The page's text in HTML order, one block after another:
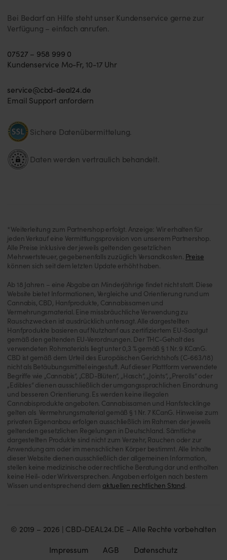
Bei Bedarf an Hilfe steht unser Kundenservice gerne zur
Verfügung – einfach anrufen.
07527 – 958 999 0
Kundenservice Mo-Fr, 10-17 Uhr
service@cbd-deal24.de
Email Support anfordern
Sichere Datenübermittelung.
Daten werden vertraulich behandelt.
*Weiterleitung zum Partnershop erfolgt. Anzeige: Wir erhalten für
jeden Verkauf eine Vermittlungsprovision von unserem Partnershop.
Alle Preise inklusive der jeweils geltenden gesetzlichen
Mehrwertsteuer, gegebenenfalls zuzüglich Versandkosten. Preise
können sich seit dem letzten Update erhöht haben.
Ab 18 Jahren – eine Abgabe an Minderjährige findet nicht statt. Diese
Website bietet Informationen, Vergleiche und Orientierung rund um
Cannabis, CBD, Hanfprodukte, Cannabissamen und
Vermehrungsmaterial. Eine missbräuchliche Verwendung zu
Rauschzwecken ist ausdrücklich untersagt. Alle dargestellten
Hanfprodukte basieren auf Nutzhanf aus zertifiziertem EU-Saatgut
gemäß den geltenden EU-Verordnungen. Der THC-Gehalt des
verwendeten Rohmaterials liegt unter 0,3 % gemäß § 1 Nr. 9 KCanG.
CBD ist gemäß dem Urteil des Europäischen Gerichtshofs (C-663/18)
nicht als Betäubungsmittel eingestuft. Auf dieser Plattform verwendete
Begriffe wie „Cannabis“, „CBD-Blüten“, „Hasch“, „Joints“, „Prerolls“ oder
„Edibles“ dienen ausschließlich der umgangssprachlichen Einordnung
und besseren Orientierung. Es werden keine illegalen
Cannabisprodukte angeboten. Cannabissamen und Hanfstecklinge
gelten als Vermehrungsmaterial gemäß § 1 Nr. 7 KCanG. Hinweise zum
privaten Eigenanbau erfolgen ausschließlich im Rahmen der jeweils
geltenden gesetzlichen Regelungen in Deutschland. Sämtliche
dargestellten Produkte sind nicht zum Verzehr, Rauchen oder zur
Anwendung am oder im menschlichen Körper bestimmt. Alle Inhalte
dieser Website dienen ausschließlich der allgemeinen Information,
stellen keine medizinische oder rechtliche Beratung dar und enthalten
keine Heil- oder Wirkversprechen. Angaben erfolgen nach bestem
Wissen und entsprechend dem aktuellen rechtlichen Stand.
© 2019 – 2026 | CBD-DEAL24.DE – Alle Rechte vorbehalten
Impressum
AGB Datenschutz